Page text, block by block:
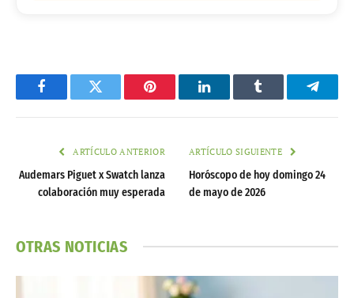
FacebookTwitter Pinterest LinkedInTumblr
ARTÍCULO ANTERIOR
Audemars Piguet x Swatch lanza
colaboración muy esperada
ARTÍCULO SIGUIENTE
Horóscopo de hoy domingo 24
de mayo de 2026
OTRAS NOTICIAS